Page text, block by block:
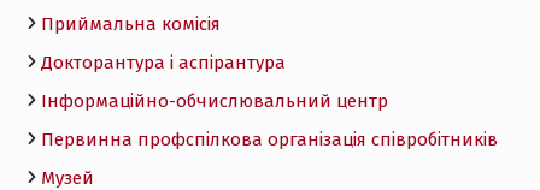
Приймальна комісія
Докторантура і аспірантура
Інформаційно-обчислювальний центр
Первинна профспілкова організація співробітників
Музей